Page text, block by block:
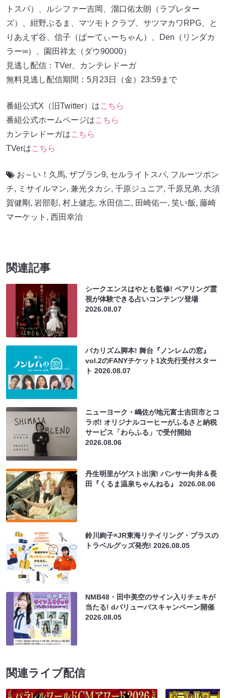
トスパ）、ルシファー吉岡、溜口佑太朗（ラブレター
ズ）、紺野ぶるま、マツモトクラブ、サツマカワRPG、と
りあえず谷、信子（ぱーてぃーちゃん）、Den（リンダカ
ラー∞）、園田祥太（ダウ90000）
見逃し配信：TVer、カンテレドーガ
無料見逃し配信期間：5月23日（金）23:59まで
番組公式X（旧Twitter）はこちら
番組公式ホームページはこちら
カンテレドーガはこちら
TVerはこちら
お～い！久馬, ザプラン9, セルライトスパ, フルーツポン
チ, ミサイルマン, 兼光タカシ, 千原ジュニア, 千原兄弟, 大須
賀健剛 , 岩部彰, 村上健志, 水田信二, 田崎佑一, 笑い飯, 藤崎
マーケット , 西田幸治
関連記事
シークエンスはやとも監修! ペアリング霊
視が体験できる占いコンテンツ登場
2026.08.07
バカリズム脚本! 舞台『ノンレムの窓』
vol.2のFANYチケット1次先行受付スター
ト2026.08.07
ニューヨーク・嶋佐が地元富士吉田市とコ
ラボ! オリジナルコーヒーがふるさと納税
サービス「わらふる」で受付開始
2026.08.06
丹生明里がゲスト出演! パンサー向井＆長
田『くるま温泉ちゃんねる』2026.08.06
鈴川絢子×JR東海リテイリング・プラスの
トラベルグッズ発売!2026.08.05
NMB48・田中美空のサイン入りチェキが
当たる! dバリューパスキャンペーン開催
2026.08.05
関連ライブ配信